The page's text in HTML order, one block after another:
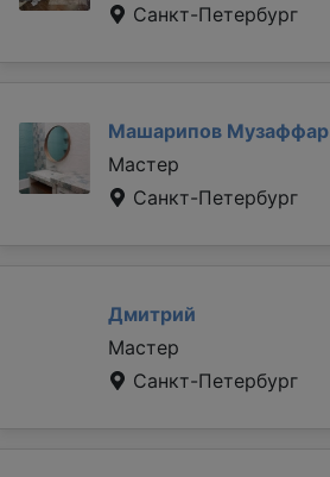
Санкт-Петербург
Машарипов Музаффар
Мастер
Санкт-Петербург
Дмитрий
Мастер
Санкт-Петербург